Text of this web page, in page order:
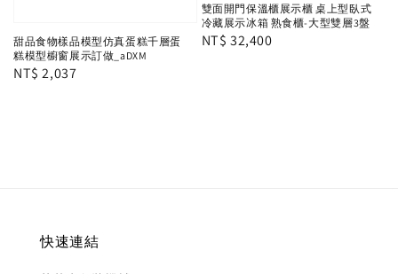
甜品食物樣品模型仿真蛋糕千層蛋
糕模型櫥窗展示訂做_aDXM
Regular
NT$ 2,037
雙面開門保溫櫃展示櫃 桌上型臥式
冷藏展示冰箱 熟食櫃-大型雙層3盤
Regular
NT$ 32,400
快速連結